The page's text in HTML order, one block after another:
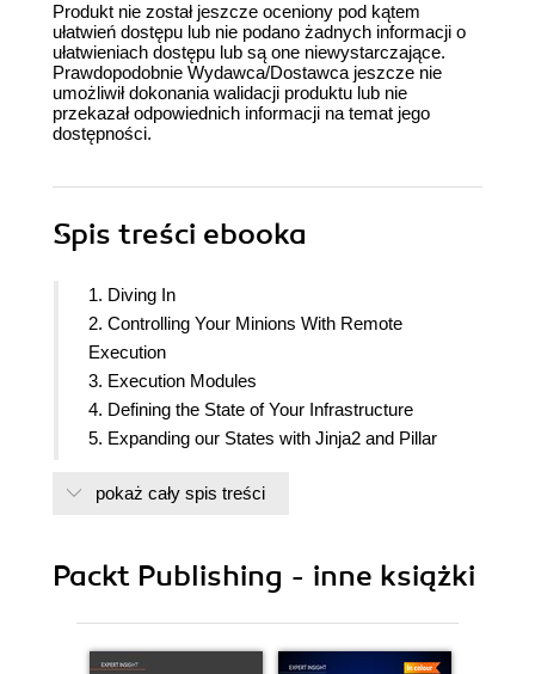
Produkt nie został jeszcze oceniony pod kątem
ułatwień dostępu lub nie podano żadnych informacji o
ułatwieniach dostępu lub są one niewystarczające.
Prawdopodobnie Wydawca/Dostawca jeszcze nie
umożliwił dokonania walidacji produktu lub nie
przekazał odpowiednich informacji na temat jego
dostępności.
Spis treści ebooka
1. Diving In
2. Controlling Your Minions With Remote
Execution
3. Execution Modules
4. Defining the State of Your Infrastructure
5. Expanding our States with Jinja2 and Pillar
7. Using Salt Cloud to Manage Virtual Minions
10. How Can I Get Involved? What
pokaż cały spis treści
Packt Publishing - inne książki